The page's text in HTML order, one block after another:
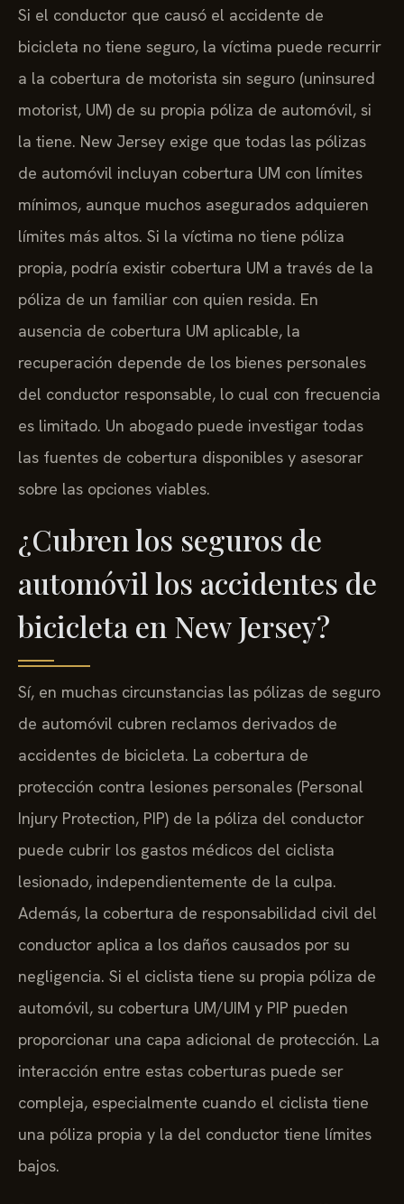
Si el conductor que causó el accidente de
bicicleta no tiene seguro, la víctima puede recurrir
a la cobertura de motorista sin seguro (uninsured
motorist, UM) de su propia póliza de automóvil, si
la tiene. New Jersey exige que todas las pólizas
de automóvil incluyan cobertura UM con límites
mínimos, aunque muchos asegurados adquieren
límites más altos. Si la víctima no tiene póliza
propia, podría existir cobertura UM a través de la
póliza de un familiar con quien resida. En
ausencia de cobertura UM aplicable, la
recuperación depende de los bienes personales
del conductor responsable, lo cual con frecuencia
es limitado. Un abogado puede investigar todas
las fuentes de cobertura disponibles y asesorar
sobre las opciones viables.
¿Cubren los seguros de
automóvil los accidentes de
bicicleta en New Jersey?
Sí, en muchas circunstancias las pólizas de seguro
de automóvil cubren reclamos derivados de
accidentes de bicicleta. La cobertura de
protección contra lesiones personales (Personal
Injury Protection, PIP) de la póliza del conductor
puede cubrir los gastos médicos del ciclista
lesionado, independientemente de la culpa.
Además, la cobertura de responsabilidad civil del
conductor aplica a los daños causados por su
negligencia. Si el ciclista tiene su propia póliza de
automóvil, su cobertura UM/UIM y PIP pueden
proporcionar una capa adicional de protección. La
interacción entre estas coberturas puede ser
compleja, especialmente cuando el ciclista tiene
una póliza propia y la del conductor tiene límites
bajos.